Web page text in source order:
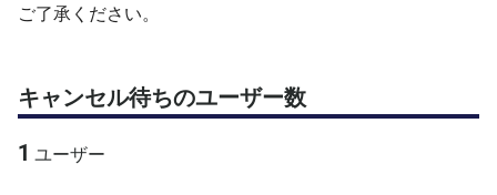
ご了承ください。
キャンセル待ちのユーザー数
1 ユーザー